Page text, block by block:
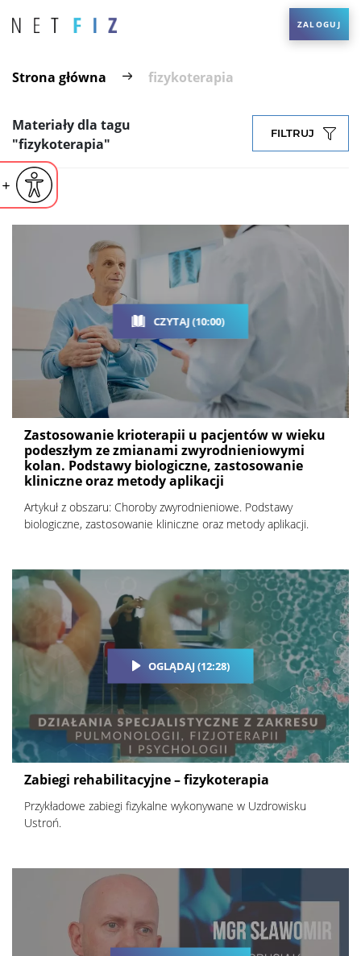
czcionkę
czcionka
Powiększ czcionkę
ZALOGUJ
Strona główna fizykoterapia
Materiały dla tagu
"fizykoterapia"
FILTRUJ
CZYTAJ (10:00)
Zastosowanie krioterapii u pacjentów w wieku
podeszłym ze zmianami zwyrodnieniowymi
kolan. Podstawy biologiczne, zastosowanie
kliniczne oraz metody aplikacji
Artykuł z obszaru: Choroby zwyrodnieniowe. Podstawy
biologiczne, zastosowanie kliniczne oraz metody aplikacji.
OGLĄDAJ (12:28)
Zabiegi rehabilitacyjne – fizykoterapia
Przykładowe zabiegi fizykalne wykonywane w Uzdrowisku
Ustroń.